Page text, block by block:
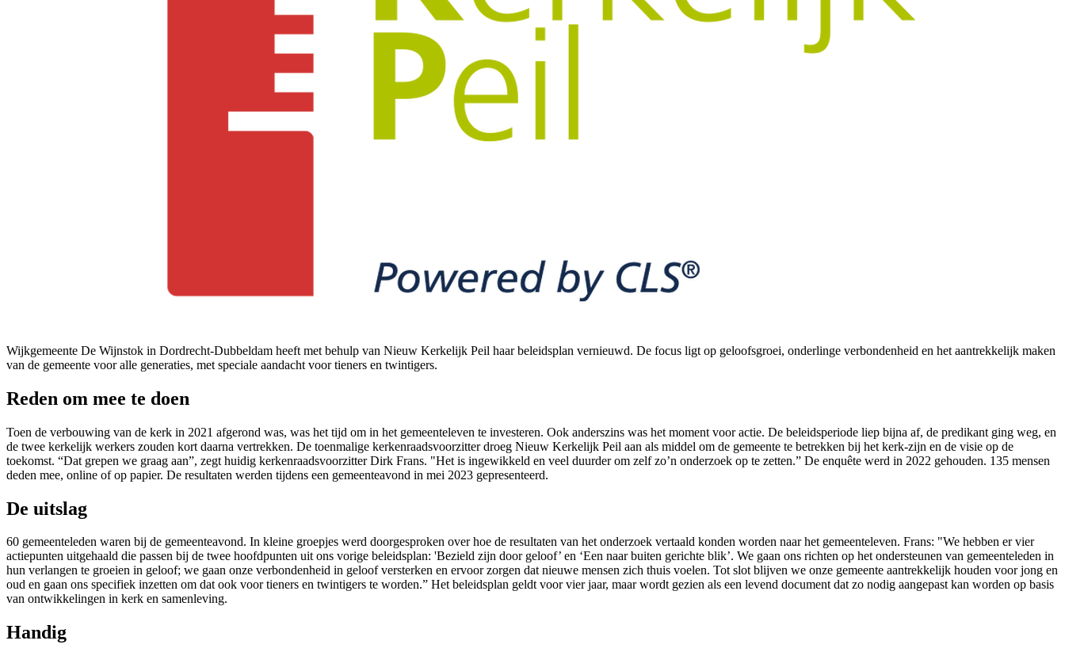
Wijkgemeente De Wijnstok in Dordrecht-Dubbeldam heeft met behulp van Nieuw Kerkelijk Peil haar beleidsplan vernieuwd. De focus ligt op geloofsgroei, onderlinge verbondenheid en het aantrekkelijk maken
van de gemeente voor alle generaties, met speciale aandacht voor tieners en twintigers.
Reden om mee te doen
Toen de verbouwing van de kerk in 2021 afgerond was, was het tijd om in het gemeenteleven te investeren. Ook anderszins was het moment voor actie. De beleidsperiode liep bijna af, de predikant ging weg, en
de twee kerkelijk werkers zouden kort daarna vertrekken. De toenmalige kerkenraadsvoorzitter droeg Nieuw Kerkelijk Peil aan als middel om de gemeente te betrekken bij het kerk-zijn en de visie op de
toekomst. “Dat grepen we graag aan”, zegt huidig kerkenraadsvoorzitter Dirk Frans. "Het is ingewikkeld en veel duurder om zelf zo’n onderzoek op te zetten.” De enquête werd in 2022 gehouden. 135 mensen
deden mee, online of op papier. De resultaten werden tijdens een gemeenteavond in mei 2023 gepresenteerd.
De uitslag
60 gemeenteleden waren bij de gemeenteavond. In kleine groepjes werd doorgesproken over hoe de resultaten van het onderzoek vertaald konden worden naar het gemeenteleven. Frans: "We hebben er vier
actiepunten uitgehaald die passen bij de twee hoofdpunten uit ons vorige beleidsplan: 'Bezield zijn door geloof’ en ‘Een naar buiten gerichte blik’. We gaan ons richten op het ondersteunen van gemeenteleden in
hun verlangen te groeien in geloof; we gaan onze verbondenheid in geloof versterken en ervoor zorgen dat nieuwe mensen zich thuis voelen. Tot slot blijven we onze gemeente aantrekkelijk houden voor jong en
oud en gaan ons specifiek inzetten om dat ook voor tieners en twintigers te worden.” Het beleidsplan geldt voor vier jaar, maar wordt gezien als een levend document dat zo nodig aangepast kan worden op basis
van ontwikkelingen in kerk en samenleving.
Handig